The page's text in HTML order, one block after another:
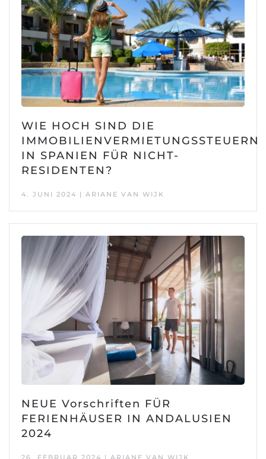
WIE HOCH SIND DIE
IMMOBILIENVERMIETUNGSSTEUERN
IN SPANIEN FÜR NICHT-
RESIDENTEN?
4. JUNI 2024 | ARIANE VAN WIJK
NEUE Vorschriften FÜR
FERIENHÄUSER IN ANDALUSIEN
2024
26. FEBRUAR 2024 | ARIANE VAN WIJK